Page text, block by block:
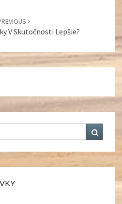
V Skutočnosti Lepšie?